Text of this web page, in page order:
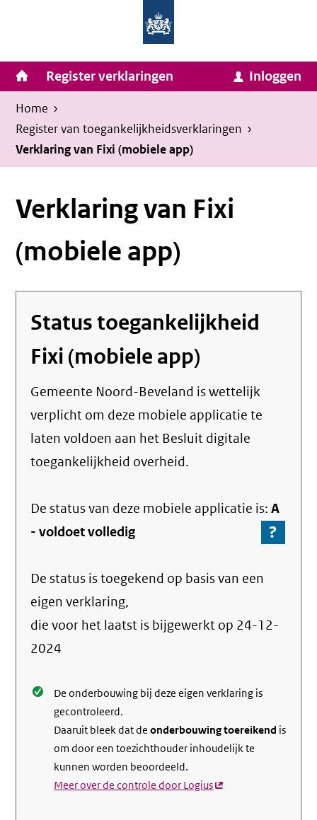
inhoud
van
Zaken
en
Koninkrijksrelaties
Homepage
van
Invulassistent
Toegankelijkheidsverklaring
Toegankelijkheidsverklaring
Hoofdnavigatie
Register verklaringen Inloggen
Kruimelpad
U
bevindt
zich
hier:
Home ›
Register van toegankelijkheids­verklaringen ›
Verklaring van Fixi (mobiele app)
Verklaring van Fixi
(mobiele app)
Status toegankelijkheid
Fixi (mobiele app)
Gemeente Noord-Beveland is wettelijk
verplicht om deze mobiele applicatie te
laten voldoen aan het Besluit digitale
toegankelijkheid overheid.
De status van deze mobiele applicatie is:A
-voldoet volledig ?
Ga
over
De status is toegekend op basis van een
eigen verklaring,
die voor het laatst is bijgewerkt op 24-12-
2024
De onderbouwing bij deze eigen verklaring is
gecontroleerd.
Daaruit bleek dat deonderbouwing toereikend is
om door een toezichthouder inhoudelijk te
kunnen worden beoordeeld.
Meer over de controle door Logius(externe